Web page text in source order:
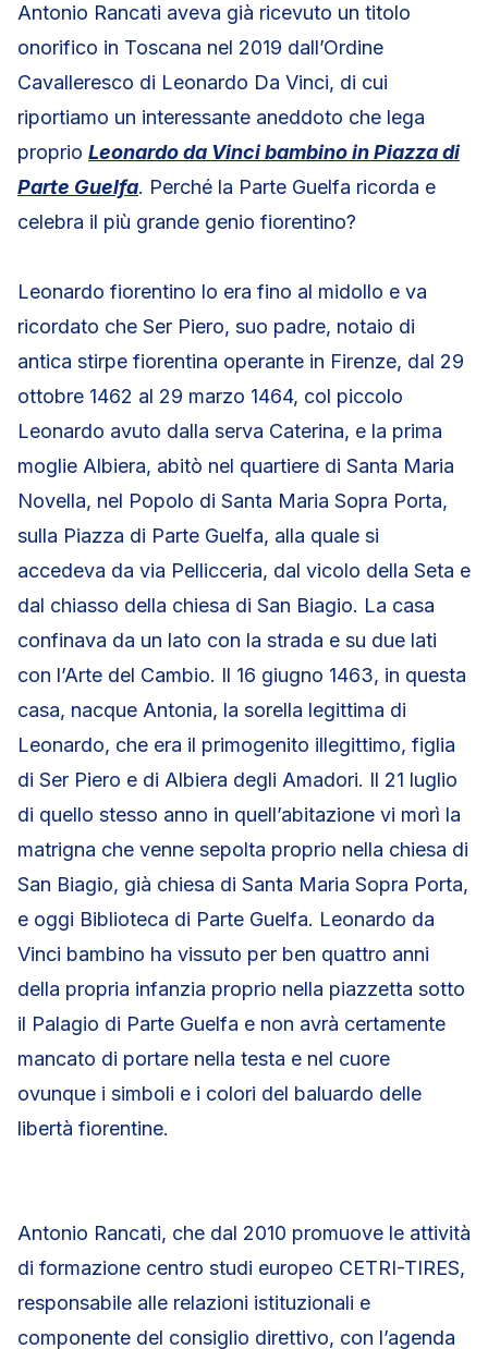
Antonio Rancati aveva già ricevuto un titolo
onorifico in Toscana nel 2019 dall’Ordine
Cavalleresco di Leonardo Da Vinci, di cui
riportiamo un interessante aneddoto che lega
proprio Leonardo da Vinci bambino in Piazza di
Parte Guelfa. Perché la Parte Guelfa ricorda e
celebra il più grande genio fiorentino?
Leonardo fiorentino lo era fino al midollo e va
ricordato che Ser Piero, suo padre, notaio di
antica stirpe fiorentina operante in Firenze, dal 29
ottobre 1462 al 29 marzo 1464, col piccolo
Leonardo avuto dalla serva Caterina, e la prima
moglie Albiera, abitò nel quartiere di Santa Maria
Novella, nel Popolo di Santa Maria Sopra Porta,
sulla Piazza di Parte Guelfa, alla quale si
accedeva da via Pellicceria, dal vicolo della Seta e
dal chiasso della chiesa di San Biagio. La casa
confinava da un lato con la strada e su due lati
con l’Arte del Cambio. Il 16 giugno 1463, in questa
casa, nacque Antonia, la sorella legittima di
Leonardo, che era il primogenito illegittimo, figlia
di Ser Piero e di Albiera degli Amadori. Il 21 luglio
di quello stesso anno in quell’abitazione vi morì la
matrigna che venne sepolta proprio nella chiesa di
San Biagio, già chiesa di Santa Maria Sopra Porta,
e oggi Biblioteca di Parte Guelfa. Leonardo da
Vinci bambino ha vissuto per ben quattro anni
della propria infanzia proprio nella piazzetta sotto
il Palagio di Parte Guelfa e non avrà certamente
mancato di portare nella testa e nel cuore
ovunque i simboli e i colori del baluardo delle
libertà fiorentine.
Antonio Rancati, che dal 2010 promuove le attività
di formazione centro studi europeo CETRI-TIRES,
responsabile alle relazioni istituzionali e
componente del consiglio direttivo, con l’agenda